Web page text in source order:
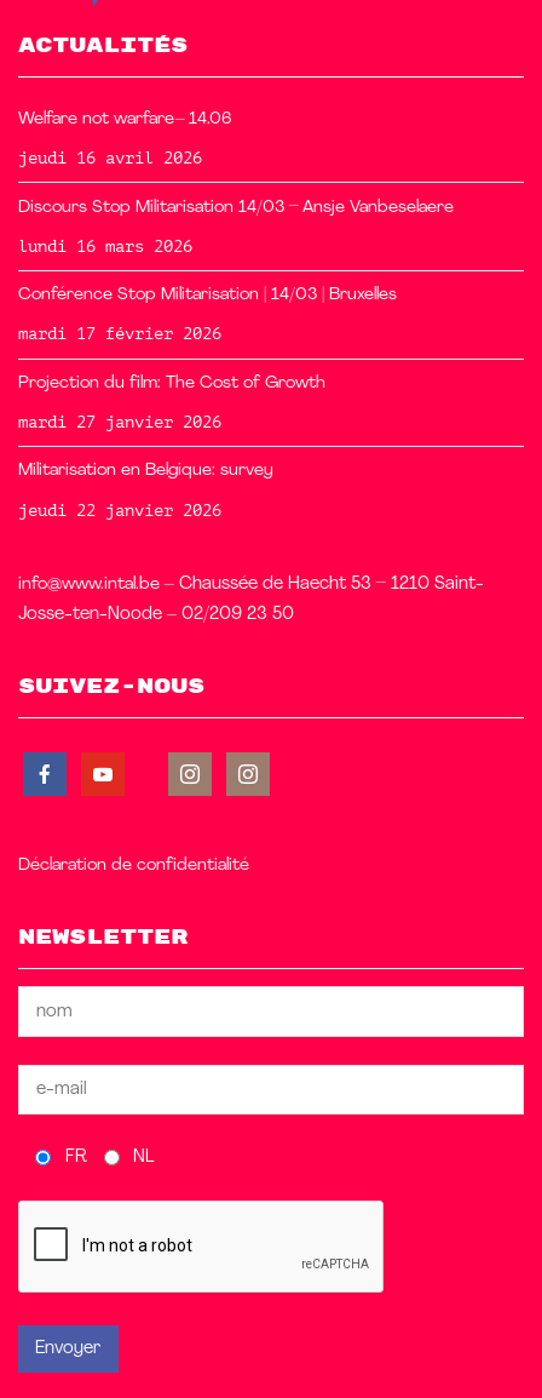
ACTUALITÉS
Welfare not warfare– 14.06
jeudi 16 avril 2026
Discours Stop Militarisation 14/03 – Ansje Vanbeselaere
lundi 16 mars 2026
Conférence Stop Militarisation | 14/03 | Bruxelles
mardi 17 février 2026
Projection du film: The Cost of Growth
mardi 27 janvier 2026
Militarisation en Belgique: survey
jeudi 22 janvier 2026
info@www.intal.be – Chaussée de Haecht 53 – 1210 Saint-
Josse-ten-Noode – 02/209 23 50
Suivez-nous
Déclaration de confidentialité
Newsletter
FR NL